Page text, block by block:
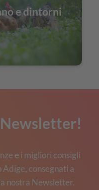
e dintorni
e i migliori consigli
consegnati a
nostra Newsletter.